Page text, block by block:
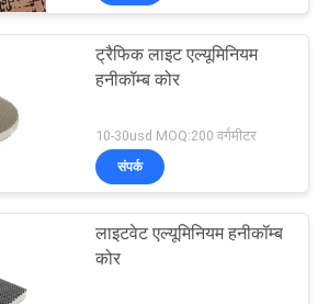
ट्रैफिक लाइट एल्यूमिनियम
हनीकॉम्ब कोर
10-30usd MOQ:200 वर्गमीटर
संपर्क
लाइटवेट एल्यूमिनियम हनीकॉम्ब
कोर